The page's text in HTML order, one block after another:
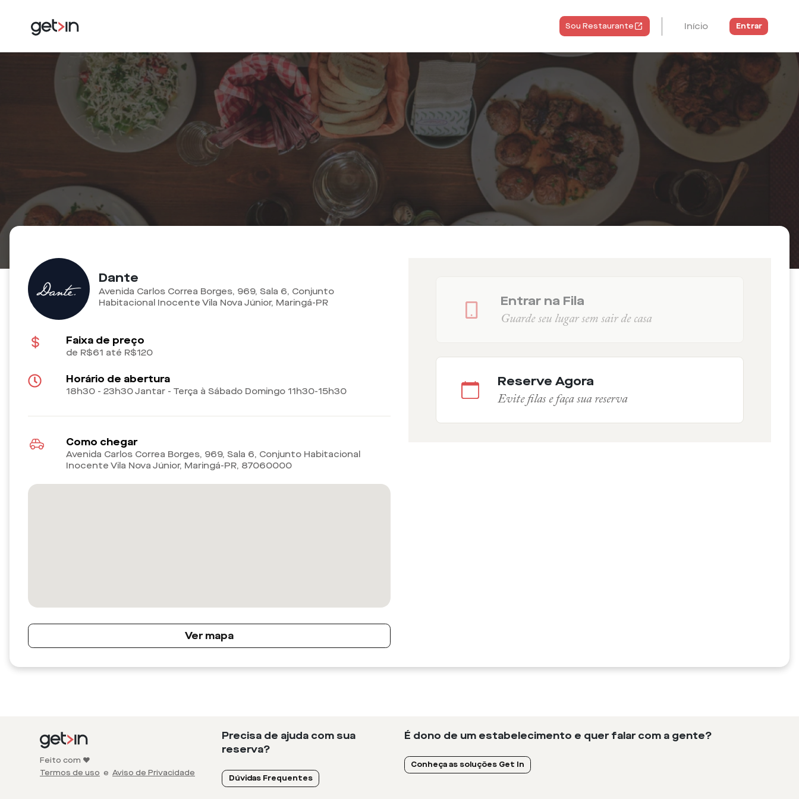
Sou Restaurante Início Entrar
Dante
Avenida Carlos Correa Borges, 969, Sala 6, Conjunto
Habitacional Inocente Vila Nova Júnior, Maringá-PR
Faixa de preço
de R$61 até R$120
Horário de abertura
18h30 - 23h30 Jantar - Terça à Sábado Domingo 11h30-15h30
Como chegar
Avenida Carlos Correa Borges, 969, Sala 6, Conjunto Habitacional
Inocente Vila Nova Júnior, Maringá-PR, 87060000
Ver mapa
Entrar na Fila
Guarde seu lugar sem sair de casa
Reserve Agora
Evite filas e faça sua reserva
Feito com ❤️
Termos de uso e Aviso de Privacidade
Precisa de ajuda com sua
reserva?
Dúvidas Frequentes
É dono de um estabelecimento e quer falar com a gente?
Conheça as soluções Get In